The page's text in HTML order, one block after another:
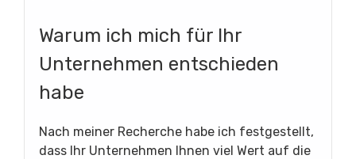
Warum ich mich für Ihr
Unternehmen entschieden
habe
Nach meiner Recherche habe ich festgestellt,
dass Ihr Unternehmen Ihnen viel Wert auf die